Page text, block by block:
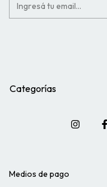
Categorías
Medios de pago